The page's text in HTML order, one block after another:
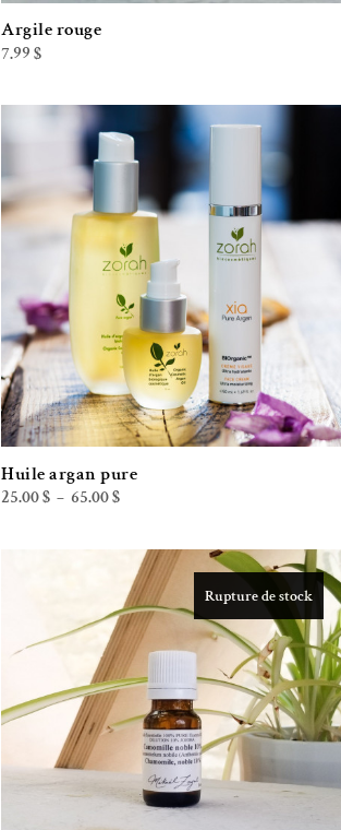
Argile rouge
7.99$
Huile argan pure
25.00$ – 65.00$Plage
à
65.00 $
Ajouter à la liste de souhaits
Rupture de stock